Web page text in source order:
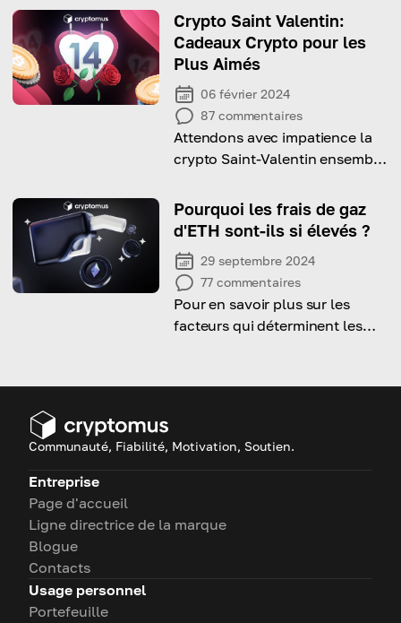
aider à choisir entre les deux !
Crypto Saint Valentin:
Cadeaux Crypto pour les
Plus Aimés
06 février 2024
87 commentaires
Attendons avec impatience la
crypto Saint-Valentin ensemble
cadeaux pour les plus aimés
Pourquoi les frais de gaz
d'ETH sont-ils si élevés ?
29 septembre 2024
77 commentaires
Pour en savoir plus sur les
facteurs qui déterminent les
consultez l'article complet.
Communauté, Fiabilité, Motivation, Soutien.
Entreprise
Page d'accueil
Ligne directrice de la marque
Blogue
Contacts
Usage personnel
Portefeuille